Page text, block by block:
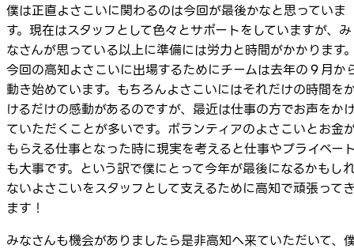
僕は正直よさこいに関わるのは今回が最後かなと思っていま
す。現在はスタッフとして色々とサポートをしていますが、み
なさんが思っている以上に準備には労力と時間がかかります
今回の高知よさこいに出場するためにチームは去年の９月か
動き始めています。もちろんよさこいにはそれだけの時間を
けるだけの感動があるのですが、最近は仕事の方でお声をか
ていただくことが多いです。ボランティアのよさこいとお金
もらえる仕事となった時に現実を考えると仕事やプライベー
も大事です。という訳で僕にとって今年が最後になるかもし
ないよさこいをスタッフとして支えるために高知で頑張って
ます！
みなさんも機会がありましたら是非高知へ来ていただいて、